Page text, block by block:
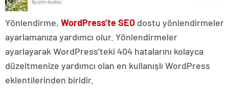
Yönlendirme, WordPress’te SEO dostu yönlendirmeler
ayarlamanıza yardımcı olur. Yönlendirmeler
ayarlayarak WordPress’teki 404 hatalarını kolayca
düzeltmenize yardımcı olan en kullanışlı WordPress
eklentilerinden biridir.